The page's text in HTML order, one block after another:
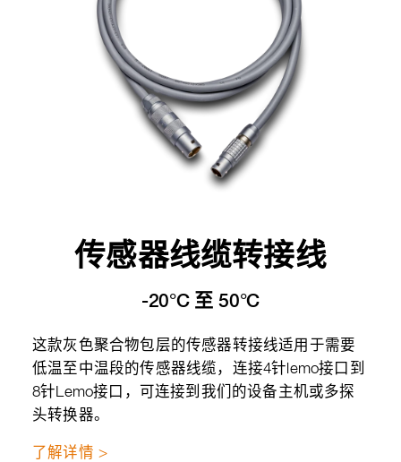
传感器线缆转接线
-20°C 至 50°C
这款灰色聚合物包层的传感器转接线适用于需要
低温至中温段的传感器线缆，连接4针lemo接口到
8针Lemo接口，可连接到我们的设备主机或多探
头转换器。
了解详情 >